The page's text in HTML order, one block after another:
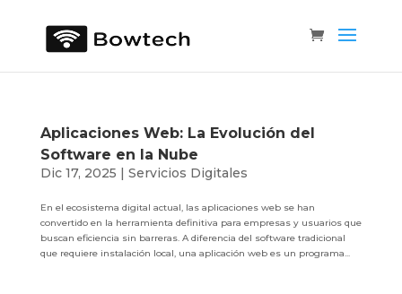
Aplicaciones Web: La Evolución del
Software en la Nube
Dic 17, 2025 | Servicios Digitales
En el ecosistema digital actual, las aplicaciones web se han
convertido en la herramienta definitiva para empresas y usuarios que
buscan eficiencia sin barreras. A diferencia del software tradicional
que requiere instalación local, una aplicación web es un programa...